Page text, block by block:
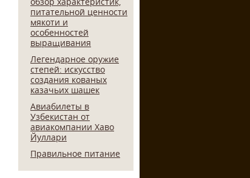
питательной ценности
мякоти и
особенностей
выращивания
Легендарное оружие
степей: искусство
создания кованых
казачьих шашек
Авиабилеты в
Узбекистан от
авиакомпании Хаво
Йуллари
Правильное питание